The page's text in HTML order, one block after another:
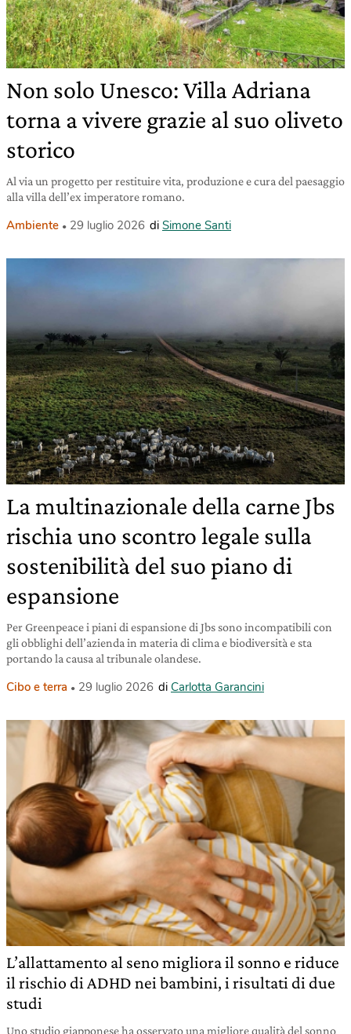
Non solo Unesco: Villa Adriana
torna a vivere grazie al suo oliveto
storico
Al via un progetto per restituire vita, produzione e cura del paesaggio
alla villa dell’ex imperatore romano.
Ambiente 29 luglio 2026 di Simone Santi
La multinazionale della carne Jbs
rischia uno scontro legale sulla
sostenibilità del suo piano di
espansione
Per Greenpeace i piani di espansione di Jbs sono incompatibili con
gli obblighi dell’azienda in materia di clima e biodiversità e sta
portando la causa al tribunale olandese.
Cibo e terra 29 luglio 2026 di Carlotta Garancini
L’allattamento al seno migliora il sonno e riduce
il rischio di ADHD nei bambini, i risultati di due
studi
Uno studio giapponese ha osservato una migliore qualità del sonno